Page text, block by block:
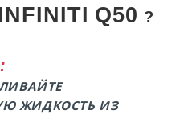
Q50 ?
ЖИДКОСТЬ ИЗ